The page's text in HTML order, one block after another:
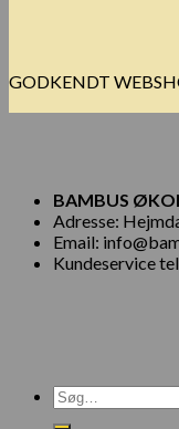
GODKENDT
BAMBUS
Adresse:
Email:
Kundeservice
Søg
efter: